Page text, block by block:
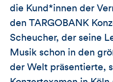
die Kund*innen der
den TARGOBANK
Scheucher, der seine
Musik schon in den
der Welt präsentierte,